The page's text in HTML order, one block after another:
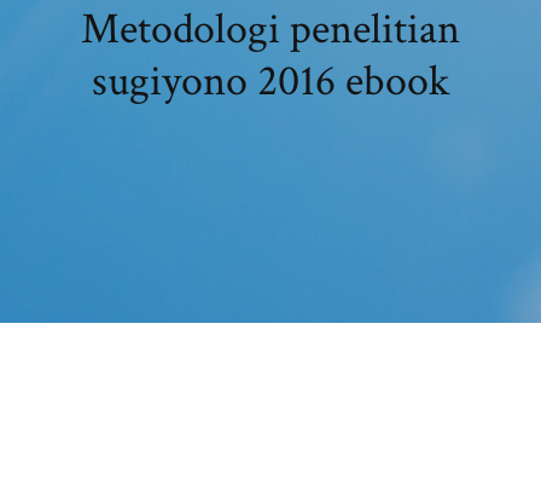
Metodologi penelitian
sugiyono 2016 ebook